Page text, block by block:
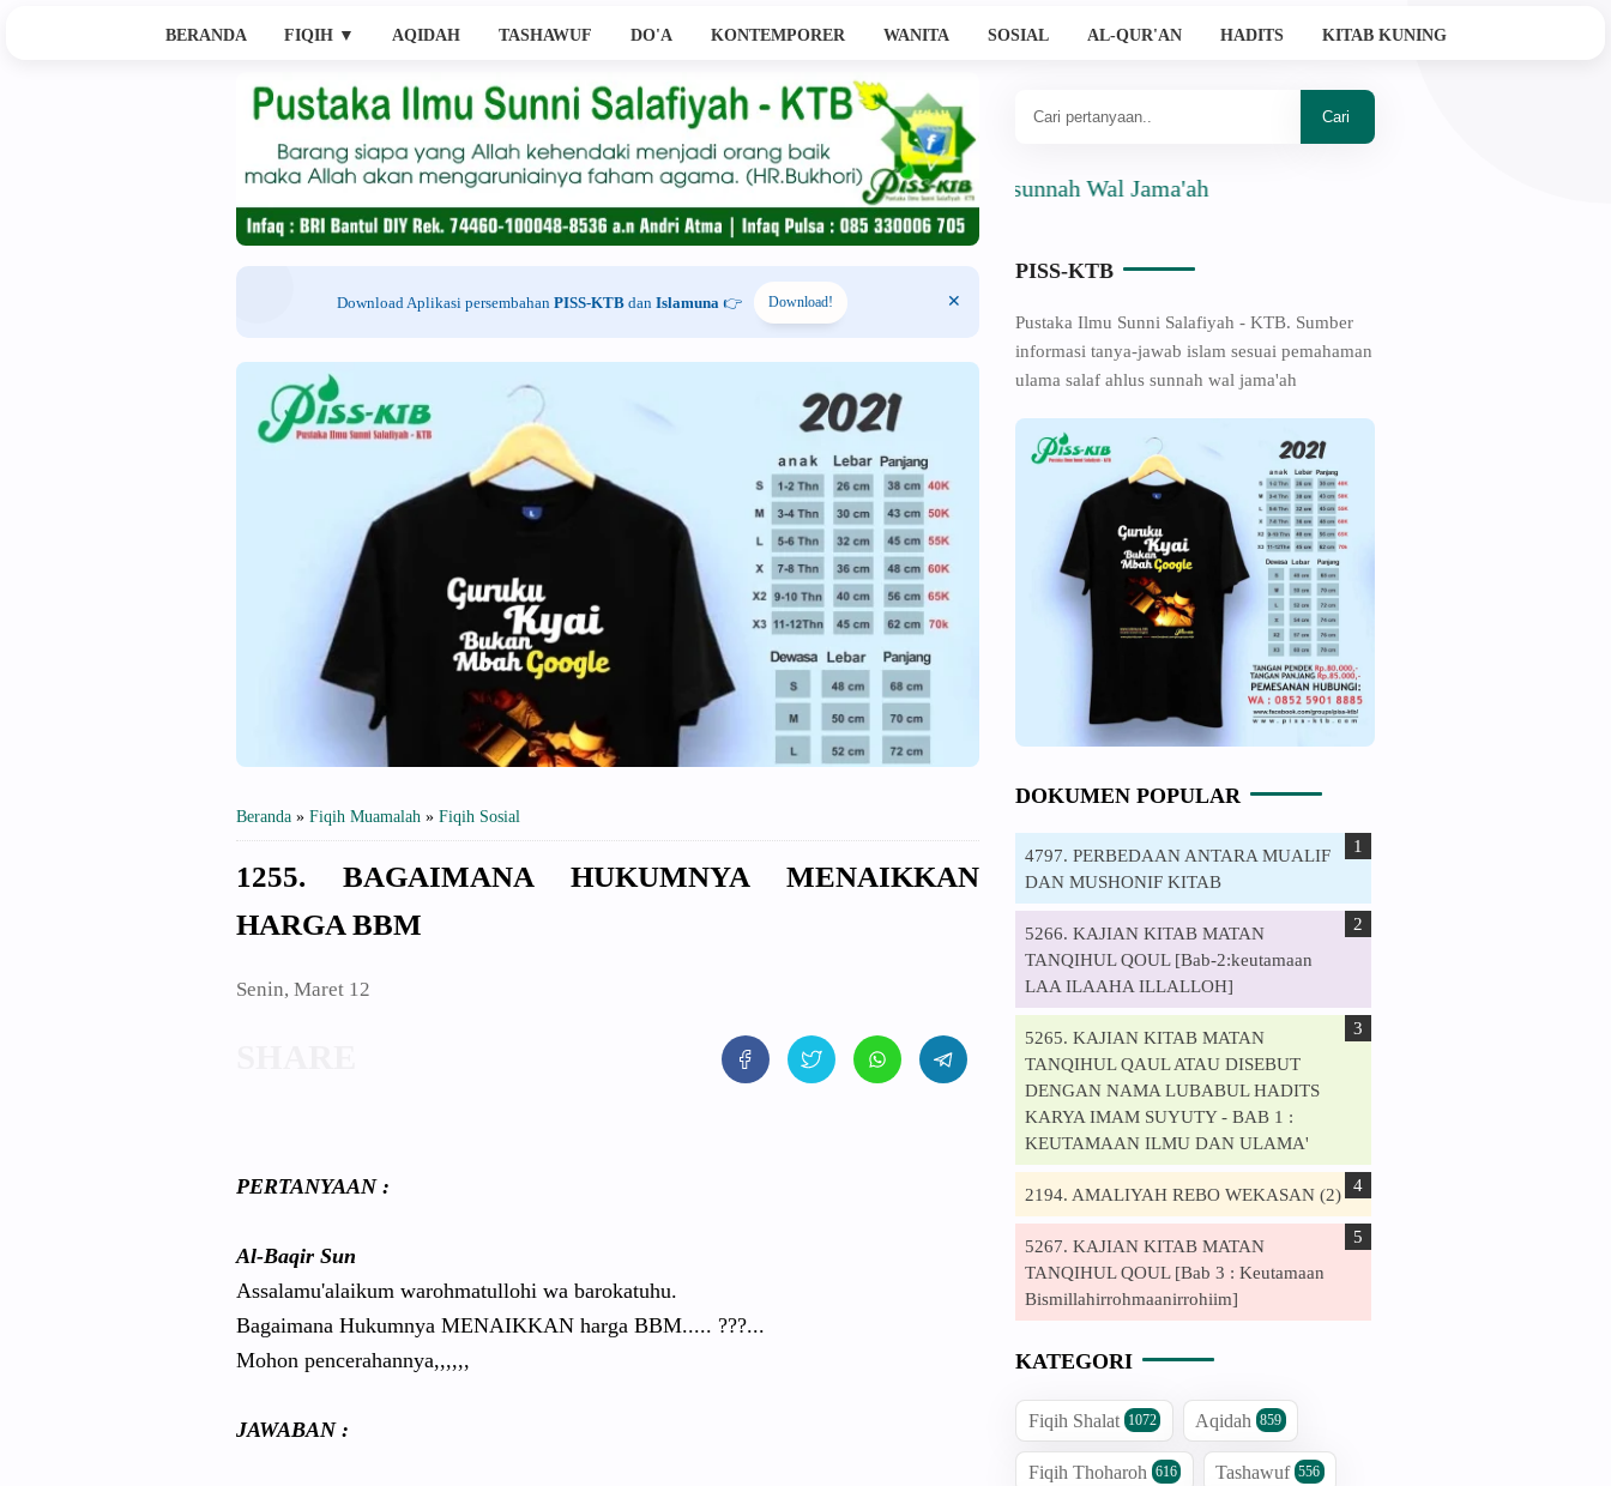
BERANDA FIQIH ▼ AQIDAH TASHAWUF DO'A KONTEMPORER WANITA SOSIAL AL-QUR'AN HADITS KITAB KUNING
Download Aplikasi persembahan PISS-KTBdan Islamuna 👉 Download!
Beranda » Fiqih Muamalah » Fiqih Sosial
1255. BAGAIMANA HUKUMNYA MENAIKKAN
HARGA BBM
Senin, Maret 12
PERTANYAAN:
Al-Baqir Sun
Assalamu'alaikum warohmatullohi wa barokatuhu.
Bagaimana Hukumnya MENAIKKAN harga BBM..... ???...
Mohon pencerahannya,,,,,,
JAWABAN :
Ahlussunnah Wal Jama'ah
PISS-KTB
Pustaka Ilmu Sunni Salafiyah - KTB. Sumber
informasi tanya-jawab islam sesuai pemahaman
ulama salaf ahlus sunnah wal jama'ah
DOKUMEN POPULAR
4797. PERBEDAAN ANTARA MUALIF
DAN MUSHONIF KITAB
5266. KAJIAN KITAB MATAN
TANQIHUL QOUL [Bab-2:keutamaan
LAA ILAAHA ILLALLOH]
5265. KAJIAN KITAB MATAN
TANQIHUL QAUL ATAU DISEBUT
DENGAN NAMA LUBABUL HADITS
KARYA IMAM SUYUTY - BAB 1 :
KEUTAMAAN ILMU DAN ULAMA'
2194. AMALIYAH REBO WEKASAN (2)
5267. KAJIAN KITAB MATAN
TANQIHUL QOUL [Bab 3 : Keutamaan
Bismillahirrohmaanirrohiim]
KATEGORI
Fiqih Shalat 1072 Aqidah 859
Fiqih Thoharoh 616 Tashawuf 556